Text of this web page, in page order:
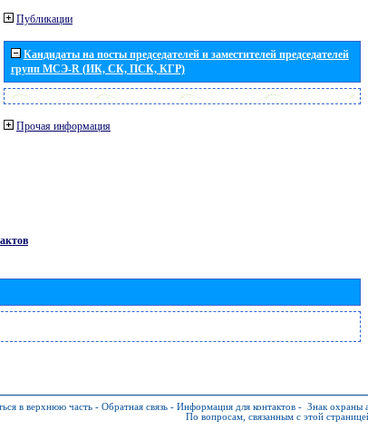
Публикации
Кандидаты на посты председателей и заместителей председателей
групп МСЭ-R (ИК, СК, ПСК, КГР)
Прочая информация
в верхнюю часть - Обратная связь - Информация для контактов - Знак охраны
По вопросам, связанным с этой